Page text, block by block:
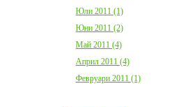
Юли 2011 (1)
Юни 2011 (2)
Май 2011 (4)
Април 2011 (4)
Февруари 2011 (1)